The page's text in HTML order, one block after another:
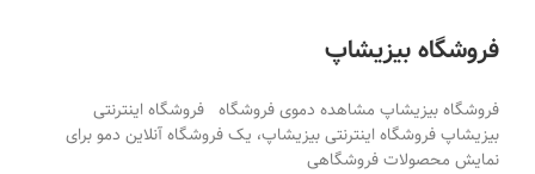
فروشگاه بیزیشاپ
فروشگاه بیزیشاپ مشاهده دموی فروشگاه فروشگاه اینترنتی
بیزیشاپ فروشگاه اینترنتی بیزیشاپ، یک فروشگاه آنلاین دمو برای
نمایش محصولات فروشگاهی